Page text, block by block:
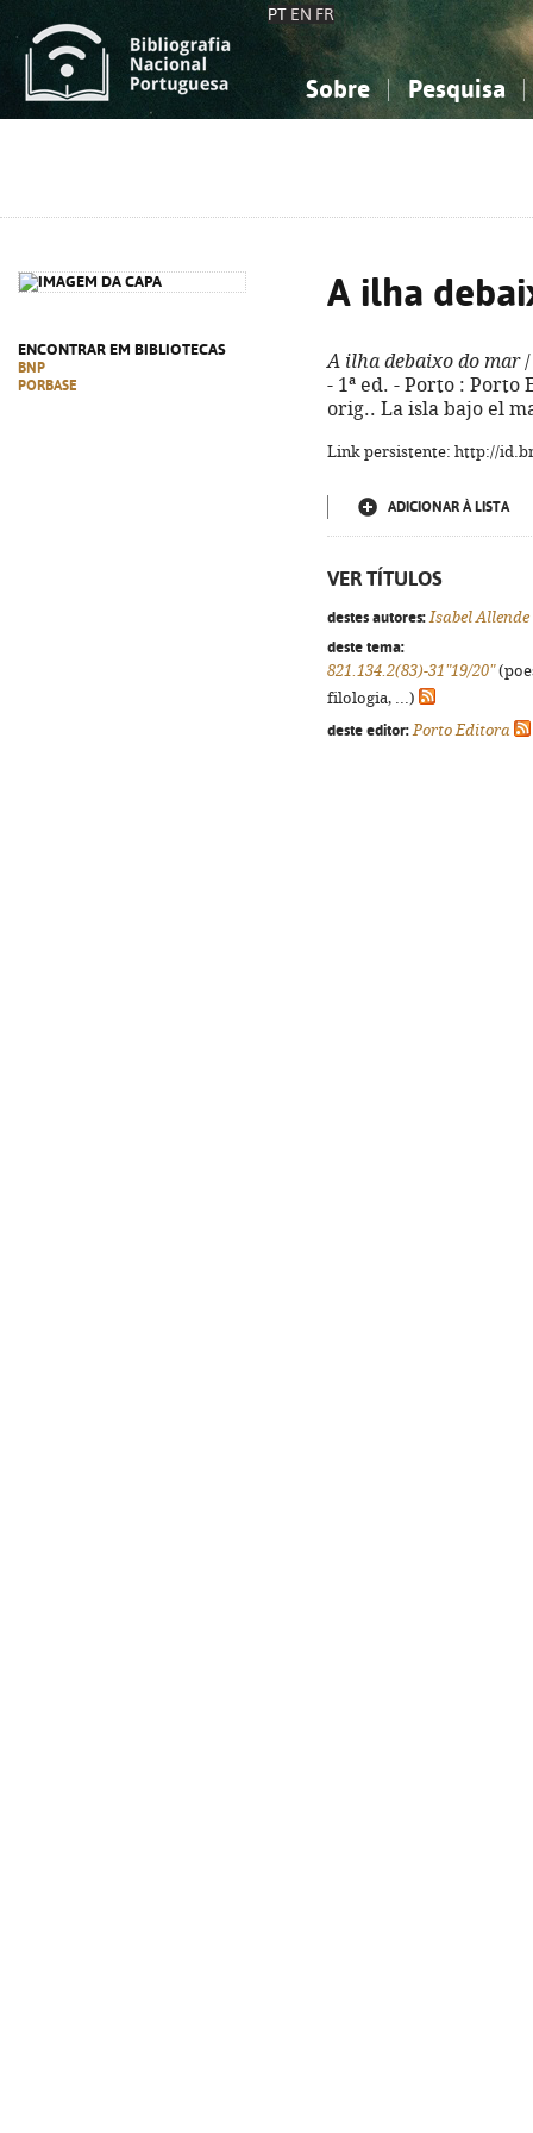
PT EN FR
Sobre Pesquisa
ENCONTRAR EM BIBLIOTECAS
BNP
PORBASE
A ilha
A ilha debaixo do mar/
- 1ª ed. - Porto : Porto
orig.. La isla bajo el
Link persistente: http://
ADICIONAR À LISTA
VER TÍTULOS
destes autores: Isabel Allende
deste tema:
821.134.2(83)-31"19/20"
filologia, ...)
deste editor: Porto Editora